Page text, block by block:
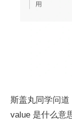
斯盖丸同学问道
value 是什么意